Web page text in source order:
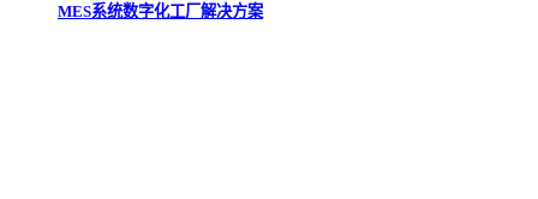
MES系统数字化工厂解决方案